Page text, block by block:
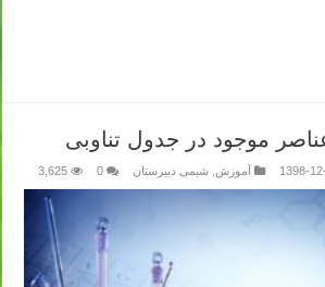
موجود در جدول تناوبی
1398- آموزش شیمی دبیرستان 0
3,625